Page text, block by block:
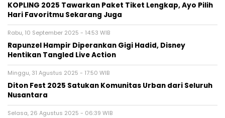
KOPLING 2025 Tawarkan Paket Tiket Lengkap, Ayo Pilih
Hari Favoritmu Sekarang Juga
Rabu, 10 September 2025 - 14:53 WIB
Rapunzel Hampir Diperankan Gigi Hadid, Disney
Hentikan Tangled Live Action
Minggu, 31 Agustus 2025 - 17:50 WIB
Diton Fest 2025 Satukan Komunitas Urban dari Seluruh
Nusantara
Selasa, 26 Agustus 2025 - 06:39 WIB